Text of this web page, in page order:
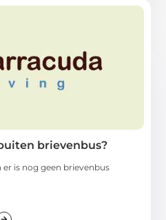
brievenbus?
is nog geen brievenbus